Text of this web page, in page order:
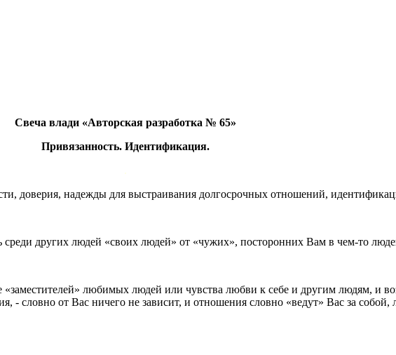
Свеча влади «Авторская разработка № 65»
Привязанность. Идентификация.
доверия, надежды для выстраивания долгосрочных отношений,
среди других людей «своих людей» от «чужих», посторонних Вам в чем-то
любимых людей или чувства любви к себе и другим людям, и
- словно от Вас ничего не зависит, и отношения словно «ведут» Вас за